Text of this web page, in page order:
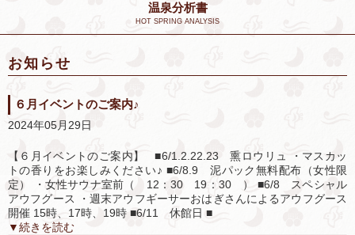
温泉分析書
HOT SPRING ANALYSIS
お知らせ
６月イベントのご案内♪
2024年05月29日
【６月イベントのご案内】 ■6/1.2.22.23 熏ロウリュ ・マスカッ
トの香りをお楽しみください♪ ■6/8.9 泥パック無料配布（女性限
定） ・女性サウナ室前（ 12：30 19：30 ） ■6/8 スペシャル
アウフグース ・週末アウフギーサーおはぎさんによるアウフグース
開催 15時、17時、19時 ■6/11 休館日 ■
▼続きを読む